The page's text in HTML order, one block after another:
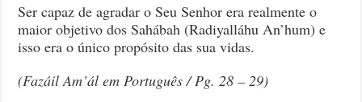
Ser capaz de agradar o Seu Senhor era realmente o
maior objetivo dos Sahábah (Radiyalláhu An’hum) e
isso era o único propósito das sua vidas.
(Fazáil Am’ál em Português / Pg. 28 – 29)